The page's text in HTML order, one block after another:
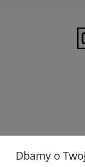
Dbamy o